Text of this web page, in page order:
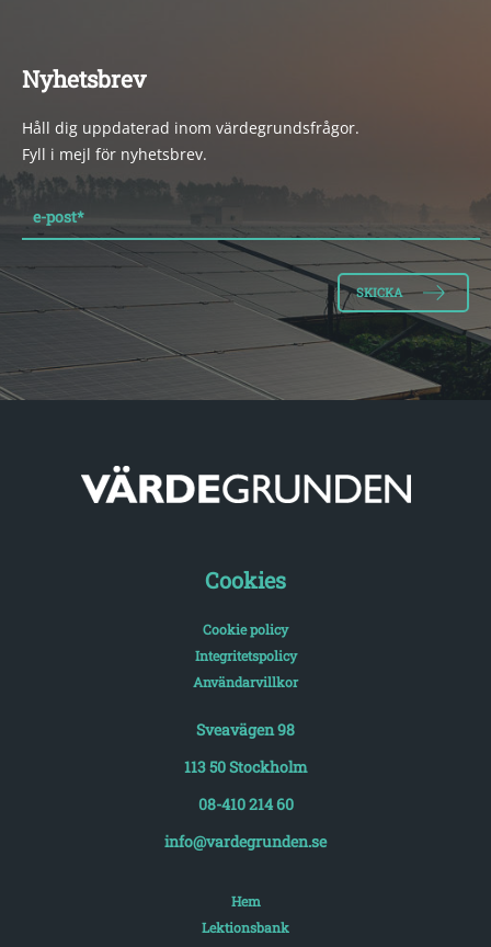
Nyhetsbrev
Håll dig uppdaterad inom värdegrundsfrågor.
Fyll i mejl för nyhetsbrev.
e-post*
Cookies
Cookie policy
Integritetspolicy
Användarvillkor
Sveavägen 98
113 50 Stockholm
08-410 214 60
info@vardegrunden.se
Hem
Lektionsbank